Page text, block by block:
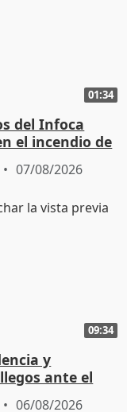
01:34
del Infoca
el incendio de
07/08/2026
09:34
y
ante el
06/08/2026